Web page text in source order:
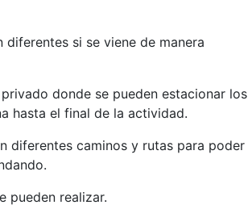
si se viene de manera
donde se pueden estacionar los
hasta el final de la actividad.
diferentes caminos y rutas para poder
pueden realizar.